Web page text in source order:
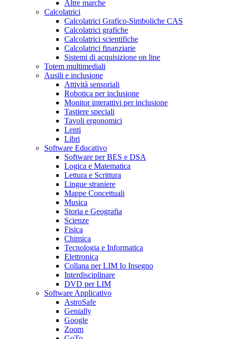
Altre marche
Calcolatrici
Calcolatrici Grafico-Simboliche CAS
Calcolatrici grafiche
Calcolatrici scientifiche
Calcolatrici finanziarie
Sistemi di acquisizione on line
Totem multimediali
Ausili e inclusione
Attività sensoriali
Robotica per inclusione
Monitor interattivi per inclusione
Tastiere speciali
Tavoli ergonomici
Lenti
Libri
Software Educativo
Software per BES e DSA
Logica e Matematica
Lettura e Scrittura
Lingue straniere
Mappe Concettuali
Musica
Storia e Geografia
Scienze
Fisica
Chimica
Tecnologia e Informatica
Elettronica
Collana per LIM Io Insegno
Interdisciplinare
DVD per LIM
Software Applicativo
AstroSafe
Genially
Google
Zoom